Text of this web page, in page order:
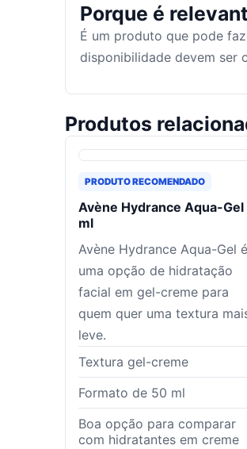
Porque é
É um produto que pode
disponibilidade devem ser
Produtos
PRODUTO RECOMENDADO
Avène Hydrance Aqua-
ml
Avène Hydrance Aqua-Gel é
uma opção de hidratação
facial em gel-creme para
quem quer uma textura
leve.
Textura gel-creme
Formato de 50 ml
Boa opção para comparar
com hidratantes em creme